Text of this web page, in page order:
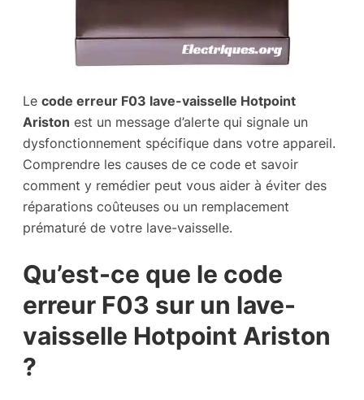
Le code erreur F03 lave-vaisselle Hotpoint
Ariston est un message d’alerte qui signale un
dysfonctionnement spécifique dans votre appareil.
Comprendre les causes de ce code et savoir
comment y remédier peut vous aider à éviter des
réparations coûteuses ou un remplacement
prématuré de votre lave-vaisselle.
Qu’est-ce que le code
erreur F03 sur un lave-
vaisselle Hotpoint Ariston
?